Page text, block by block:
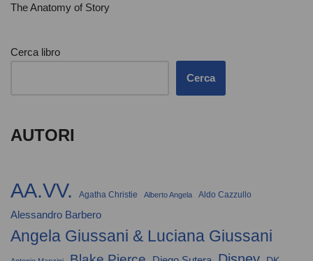
The Anatomy of Story
Cerca libro
Cerca
AUTORI
AA.VV. Agatha Christie Alberto Angela Aldo Cazzullo
Alessandro Barbero
Angela Giussani & Luciana Giussani